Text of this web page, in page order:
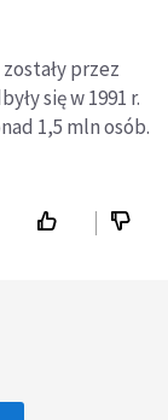
przez
się w 1991 r.
1,5 mln osób.